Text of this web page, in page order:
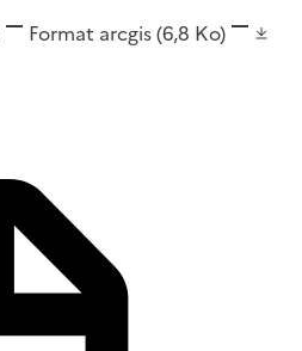
Format arcgis(6,8 Ko)